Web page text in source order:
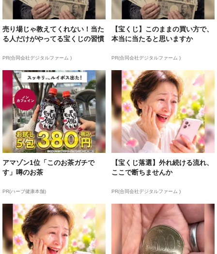
売り場じゃ教えてくれない！当た
る人だけがやってる宝くじの習慣
PR(合同会社デジタルファーム )
【宝くじ】このままの買い方で、
本当に当たると思いますか
PR(合同会社デジタルファーム )
アマゾン1位「このお茶ガチで
す」噂のお茶
PR(ハーブ健康本舗)
【宝くじ落選】外れ続ける流れ、
ここで断ちませんか
PR(合同会社デジタルファーム )